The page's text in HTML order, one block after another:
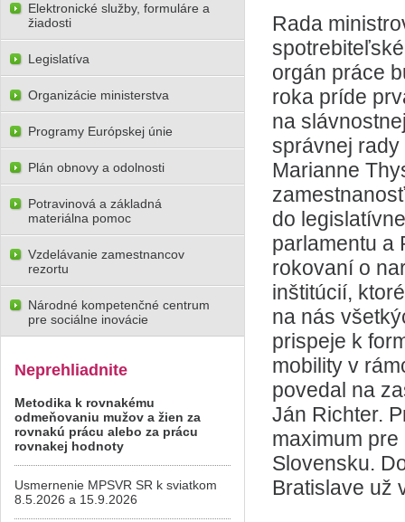
Rada
orgán práce
roka príde
na
správnej
Marianne
do
parlamentu a
rokovaní o
inštitúcií,
na nás
prispeje k
mobility v
povedal na
Ján Richter.
maximum
Slovensku.
Bratislave už
Elektronické služby, formuláre a
žiadosti
Legislatíva
Organizácie ministerstva
Programy Európskej únie
Plán obnovy a odolnosti
Potravinová a základná
materiálna pomoc
Vzdelávanie zamestnancov
rezortu
Národné kompetenčné centrum
pre sociálne inovácie
Neprehliadnite
Metodika k rovnakému
odmeňovaniu mužov a žien za
rovnakú prácu alebo za prácu
rovnakej hodnoty
Usmernenie MPSVR SR k sviatkom
8.5.2026 a 15.9.2026